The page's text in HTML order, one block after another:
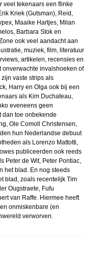
veel tekenaars een flinke
Kriek (Gutsman), Reid,
Maaike Hartjes, Milan
Barbara Stok en
ook veel aandacht aan
muziek, film, literatuur
artikelen, recensies en
onverwachte invalshoeken of
vaste strips als
Harry en Olga ook bij een
als Kim Duchateau,
eveneens geen
dan toe onbekende
Ole Comoll Christensen,
hun Nederlandse debuut
als Lorenzo Mattotti,
publiceerden ook reeds
Peter de Wit, Peter Pontiac,
het blad. En nog steeds
blad, zoals recentelijk Tim
Ougstraete, Fufu
van Raffe. Hiermee heeft
onmiskenbare (en
verworven.